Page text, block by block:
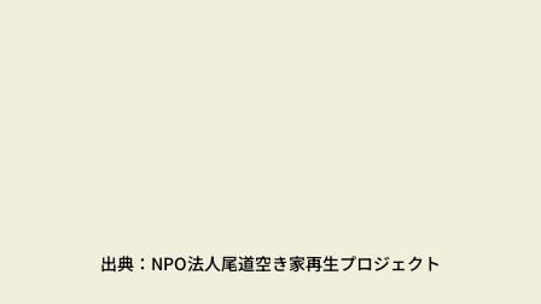
出典：NPO法人尾道空き家再生プロジェクト